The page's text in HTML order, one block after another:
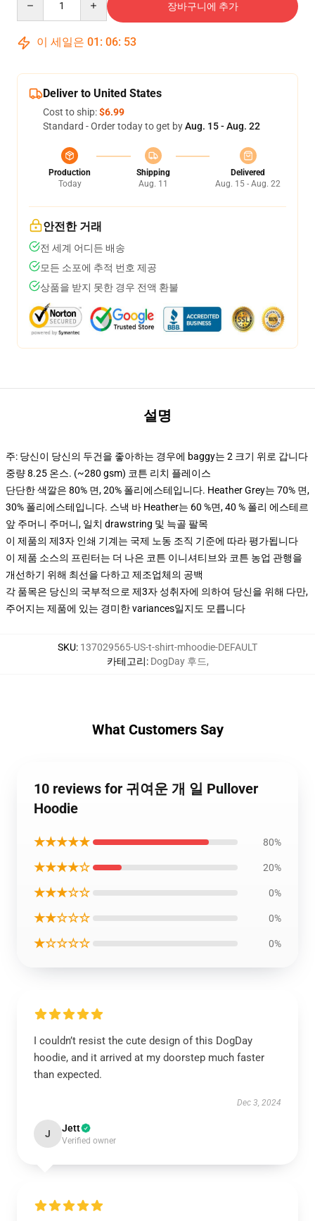
장바구니에 추가
이 세일은 01 : 06: 53
Deliver to United States
Cost to ship:$6.99
Standard - Order today to get byAug. 15 - Aug. 22
Production
Today
Shipping
Aug. 11
Delivered
Aug. 15 - Aug. 22
안전한 거래
전 세계 어디든 배송
모든 소포에 추적 번호 제공
상품을 받지 못한 경우 전액 환불
설명
주: 당신이 당신의 두건을 좋아하는 경우에 baggy는 2 크기 위로 갑니다
중량 8.25 온스. (~280 gsm) 코튼 리치 플레이스
단단한 색깔은 80% 면, 20% 폴리에스테입니다. Heather Grey는 70% 면,
30% 폴리에스테입니다. 스낵 바 Heather는 60 %면, 40 % 폴리 에스테르
앞 주머니 주머니, 일치 drawstring 및 늑골 팔목
이 제품의 제3자 인쇄 기계는 국제 노동 조직 기준에 따라 평가됩니다
이 제품 소스의 프린터는 더 나은 코튼 이니셔티브와 코튼 농업 관행을
개선하기 위해 최선을 다하고 제조업체의 공백
각 품목은 당신의 국부적으로 제3자 성취자에 의하여 당신을 위해 다만,
주어지는 제품에 있는 경미한 variances일지도 모릅니다
SKU: 137029565-US-t-shirt-mhoodie-DEFAULT
카테고리: DogDay 후드,
What Customers Say
10 reviews for 귀여운 개 일 Pullover
Hoodie
★★★★★ 80%
★★★★☆ 20%
★★★☆☆ 0%
★★☆☆☆ 0%
★☆☆☆☆ 0%
I couldn’t resist the cute design of this DogDay
hoodie, and it arrived at my doorstep much faster
than expected.
Dec 3, 2024
J Jett
Verified owner